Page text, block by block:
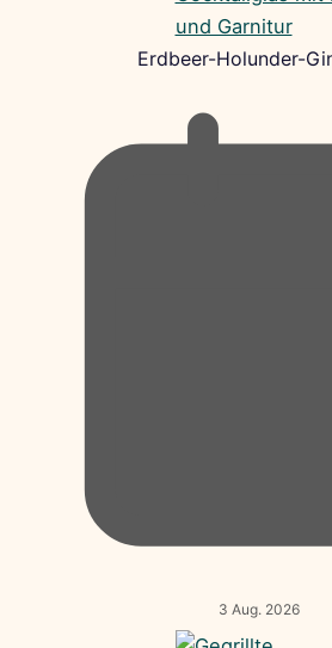
Erdbeer-Holunder-
3 Aug. 2026